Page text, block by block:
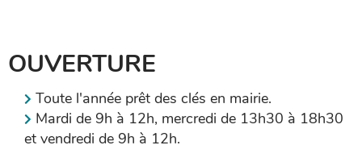
OUVERTURE
Toute l'année prêt des clés en mairie.
Mardi de 9h à 12h, mercredi de 13h30 à 18h30
et vendredi de 9h à 12h.